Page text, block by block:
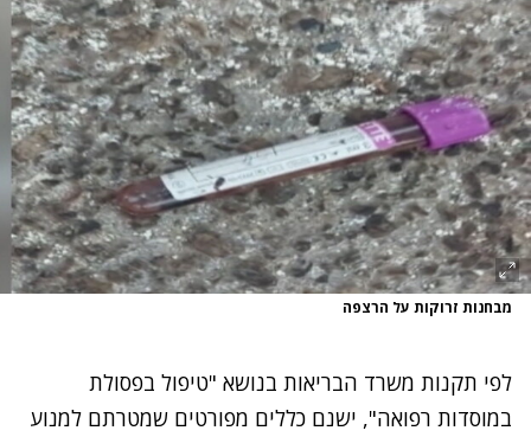
מבחנות זרוקות על הרצפה
לפי תקנות משרד הבריאות בנושא "טיפול בפסולת
במוסדות רפואה", ישנם כללים מפורטים שמטרתם למנוע